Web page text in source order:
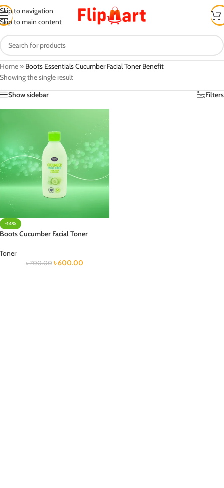
Skip to navigation
Skip to main content
Home » Boots Essentials Cucumber Facial Toner Benefit
Showing the single result
Show sidebar
Filters
-14%
Boots Cucumber Facial Toner
Toner
৳700.00 ৳600.00